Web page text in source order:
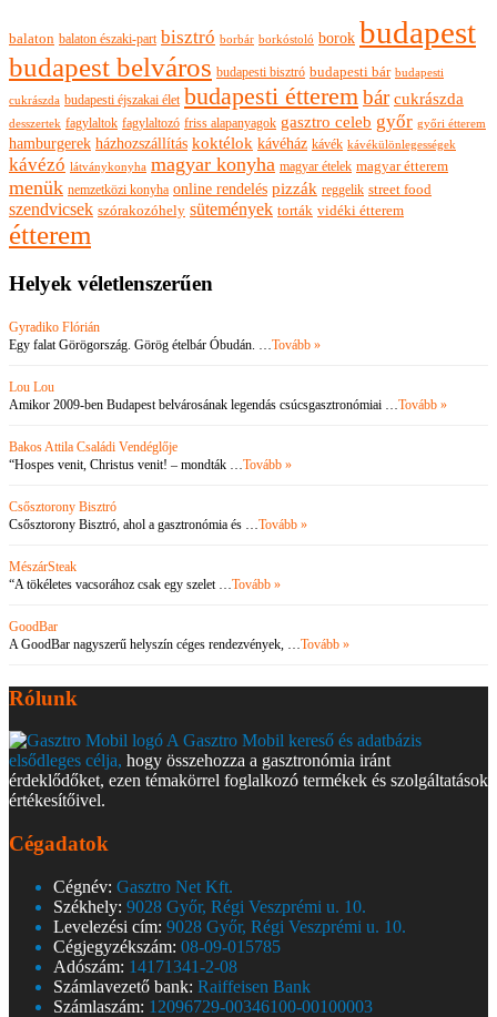
balaton balaton északi-part bisztró borbár borkóstoló borok budapest
budapest belváros budapesti bisztró budapesti bár budapesti
cukrászda budapesti éjszakai élet budapesti étterembár cukrászda
desszertek fagylaltok fagylaltozó friss alapanyagok gasztro celeb győr győri étterem
hamburgerek házhozszállítás koktélok kávéház kávék kávékülönlegességek
kávézó látványkonyha magyar konyha magyar ételek magyar étterem
menük nemzetközi konyha online rendelés pizzák reggelik street food
szendvicsek szórakozóhely sütemények torták vidéki étterem
étterem
Helyek véletlenszerűen
Gyradiko Flórián
Egy falat Görögország. Görög ételbár Óbudán. …Tovább »
Lou Lou
Amikor 2009-ben Budapest belvárosának legendás csúcsgasztronómiai …Tovább »
Bakos Attila Családi Vendéglője
“Hospes venit, Christus venit! – mondták …Tovább »
Csősztorony Bisztró
Csősztorony Bisztró, ahol a gasztronómia és …Tovább »
MészárSteak
“A tökéletes vacsorához csak egy szelet …Tovább »
GoodBar
A GoodBar nagyszerű helyszín céges rendezvények, …Tovább »
Rólunk
A Gasztro Mobil kereső és adatbázis
elsődleges célja, hogy összehozza a gasztronómia iránt
érdeklődőket, ezen témakörrel foglalkozó termékek és szolgáltatások
értékesítőivel.
Cégadatok
Cégnév: Gasztro Net Kft.
Székhely: 9028 Győr, Régi Veszprémi u. 10.
Levelezési cím: 9028 Győr, Régi Veszprémi u. 10.
Cégjegyzékszám: 08-09-015785
Adószám: 14171341-2-08
Számlavezető bank: Raiffeisen Bank
Számlaszám: 12096729-00346100-00100003